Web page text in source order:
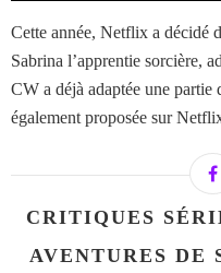
Cette année, Netflix a décidé
Sabrina l’apprentie sorcière,
CW a déjà adaptée une partie
également proposée sur
CRITIQUES
AVENTURES